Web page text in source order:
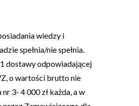
wiedzy i
spełnia/nie spełnia.
dostawy odpowiadającej
o wartości brutto nie
3- 4 000 zł każda, a w